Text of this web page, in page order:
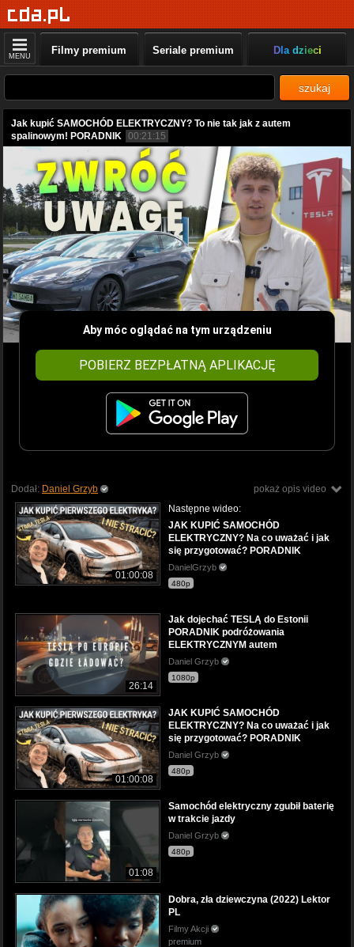
MENU Filmy premium Seriale premium Dla dzieci
szukaj
Jak kupić SAMOCHÓD ELEKTRYCZNY? To nie tak jak z autem
spalinowym! PORADNIK 00:21:15
Aby móc oglądać na tym urządzeniu
POBIERZ BEZPŁATNĄ APLIKACJĘ
pokaż opis video
Dodał: Daniel Grzyb
01:00:08
Następne wideo:
JAK KUPIĆ SAMOCHÓD
ELEKTRYCZNY? Na co uważać i jak
się przygotować? PORADNIK
DanielGrzyb
480p
26:14
Jak dojechać TESLĄ do Estonii
PORADNIK podróżowania
ELEKTRYCZNYM autem
Daniel Grzyb
1080p
01:00:08
JAK KUPIĆ SAMOCHÓD
ELEKTRYCZNY? Na co uważać i jak
się przygotować? PORADNIK
Daniel Grzyb
480p
01:08
Samochód elektryczny zgubił baterię
w trakcie jazdy
Daniel Grzyb
480p
Dobra, zła dziewczyna (2022) Lektor
PL
Filmy Akcji
premium